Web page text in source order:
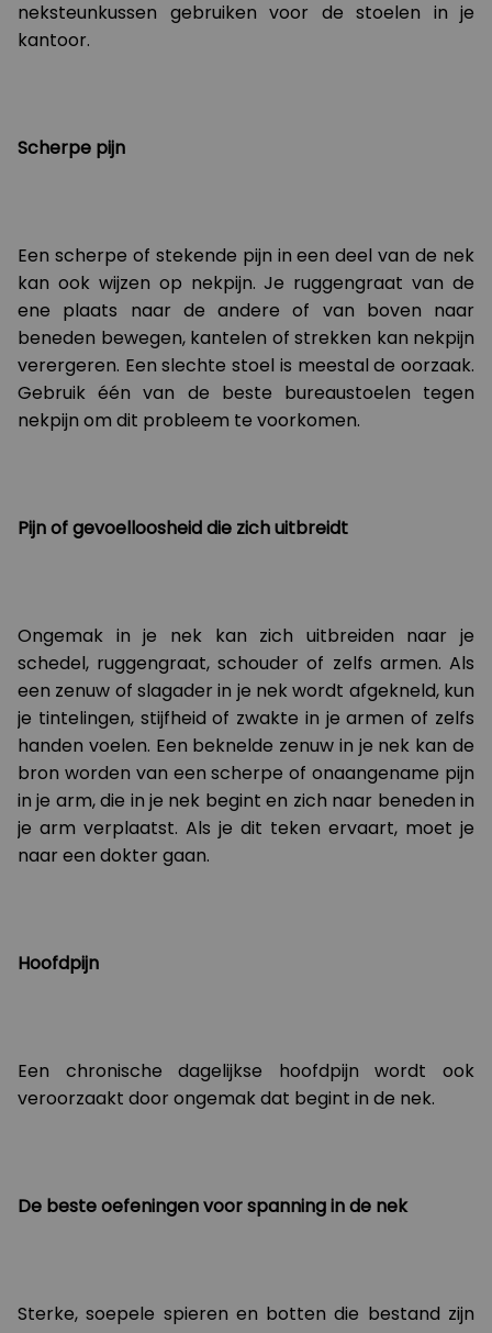
neksteunkussen gebruiken voor de stoelen in je
kantoor.
Scherpe pijn
Een scherpe of stekende pijn in een deel van de nek
kan ook wijzen op nekpijn. Je ruggengraat van de
ene plaats naar de andere of van boven naar
beneden bewegen, kantelen of strekken kan nekpijn
verergeren. Een slechte stoel is meestal de oorzaak.
Gebruik één van de beste bureaustoelen tegen
nekpijn om dit probleem te voorkomen.
Pijn of gevoelloosheid die zich uitbreidt
Ongemak in je nek kan zich uitbreiden naar je
schedel, ruggengraat, schouder of zelfs armen. Als
een zenuw of slagader in je nek wordt afgekneld, kun
je tintelingen, stijfheid of zwakte in je armen of zelfs
handen voelen. Een beknelde zenuw in je nek kan de
bron worden van een scherpe of onaangename pijn
in je arm, die in je nek begint en zich naar beneden in
je arm verplaatst. Als je dit teken ervaart, moet je
naar een dokter gaan.
Hoofdpijn
Een chronische dagelijkse hoofdpijn wordt ook
veroorzaakt door ongemak dat begint in de nek.
De beste oefeningen voor spanning in de nek
Sterke, soepele spieren en botten die bestand zijn